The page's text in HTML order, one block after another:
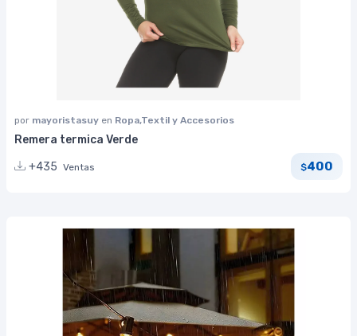
por mayoristasuy en Ropa,Textil y Accesorios
Remera termica Verde
+435 Ventas $400